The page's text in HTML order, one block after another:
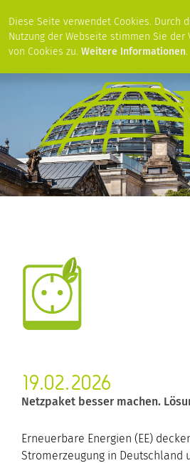
Diese Seite verwendet Cookies. Durch
Nutzung der Webseite stimmen Sie der
von Cookies zu. Weitere Informationen.
19.02.2026
Netzpaket besser machen.
Erneuerbare Energien (EE)
Stromerzeugung in Deutschland